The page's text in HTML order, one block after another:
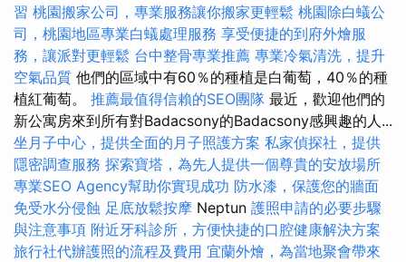
習 桃園搬家公司，專業服務讓你搬家更輕鬆 桃園除白蟻公
司，桃園地區專業白蟻處理服務 享受便捷的到府外燴服
務，讓派對更輕鬆 台中整骨專業推薦 專業冷氣清洗，提升
空氣品質 他們的區域中有60％的種植是白葡萄，40％的種
植紅葡萄。 推薦最值得信賴的SEO團隊 最近，歡迎他們的
新公寓房來到所有對Badacsony的Badacsony感興趣的人...
坐月子中心，提供全面的月子照護方案 私家偵探社，提供
隱密調查服務 探索寶塔，為先人提供一個尊貴的安放場所
專業SEO Agency幫助你實現成功 防水漆，保護您的牆面
免受水分侵蝕 足底放鬆按摩 Neptun 護照申請的必要步驟
與注意事項 附近牙科診所，方便快捷的口腔健康解決方案
旅行社代辦護照的流程及費用 宜蘭外燴，為當地聚會帶來